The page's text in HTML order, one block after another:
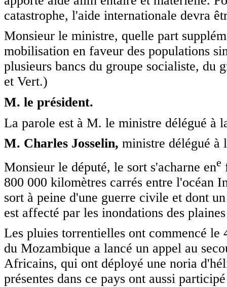
catastrophe, l'aide internationale devra
Monsieur le ministre, quelle part
mobilisation en faveur des populations
plusieurs bancs du groupe socialiste, du
et Vert.)
M. le président.
La parole est à M. le ministre délégué à
M. Charles Josselin, ministre délégué à
Monsieur le député, le sort s'acharne ene
800 000 kilomètres carrés entre l'océan
sort à peine d'une guerre civile et dont
est affecté par les inondations des
Les pluies torrentielles ont commencé
du Mozambique a lancé un appel au
Africains, qui ont déployé une noria
présentes dans ce pays ont aussi